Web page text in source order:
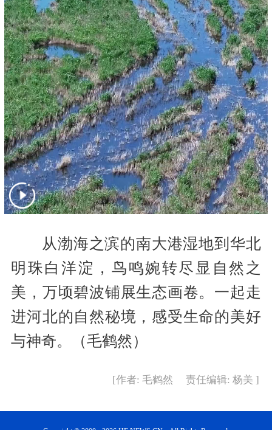
从渤海之滨的南大港湿地到华北
明珠白洋淀，鸟鸣婉转尽显自然之
美，万顷碧波铺展生态画卷。一起走
进河北的自然秘境，感受生命的美好
与神奇。（毛鹤然）
[作者: 毛鹤然 责任编辑: 杨美 ]